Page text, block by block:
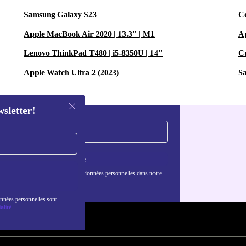
Samsung Galaxy S23
Apple MacBook Air 2020 | 13.3" | M1
Lenovo ThinkPad T480 | i5-8350U | 14"
Apple Watch Ultra 2 (2023)
personnelles sont
S'inscrire
informations sur l'utilisation des données personnelles dans notre